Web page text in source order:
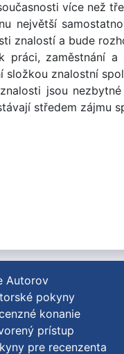
více než
největší
znalostí a bude
zaměstnání a
znalostní
jsou
středem zájmu
Autorov
pokyny
konanie
prístup
pre recenzenta